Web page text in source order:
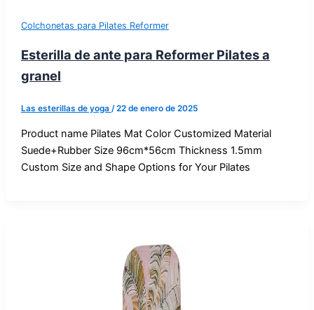
Colchonetas para Pilates Reformer
Esterilla de ante para Reformer Pilates a
granel
Las esterillas de yoga /22 de enero de 2025
Product name Pilates Mat Color Customized Material
Suede+Rubber Size 96cm*56cm Thickness 1.5mm
Custom Size and Shape Options for Your Pilates